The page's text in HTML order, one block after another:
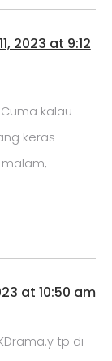
2023 at 9:12
kalau
keras
at 10:50 am
tp di